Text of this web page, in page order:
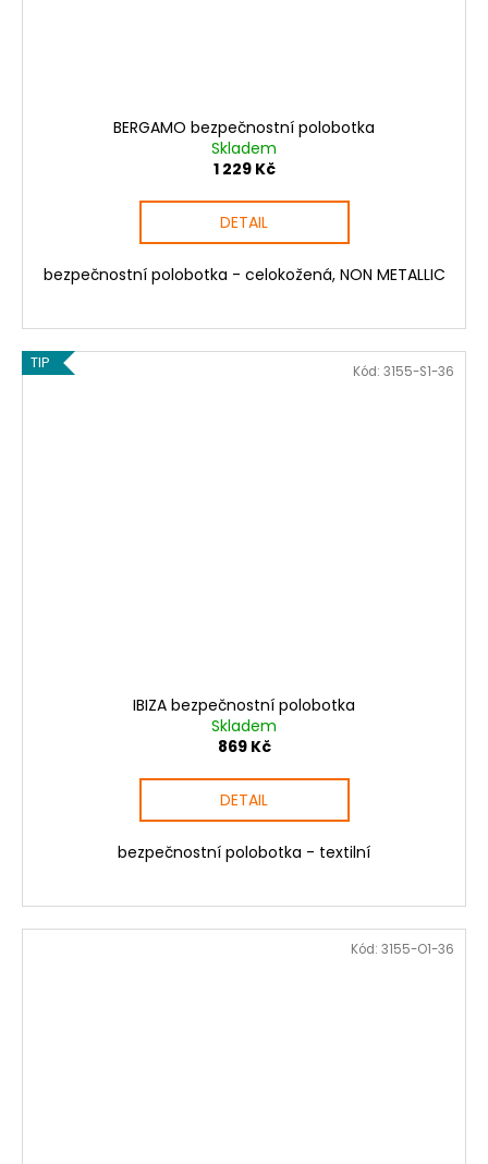
BERGAMO bezpečnostní polobotka
Skladem
1 229 Kč
DETAIL
bezpečnostní polobotka - celokožená, NON METALLIC
TIP
IBIZA bezpečnostní polobotka
Skladem
869 Kč
DETAIL
bezpečnostní polobotka - textilní
Kód: 3155-S1-36
Kód: 3155-O1-36